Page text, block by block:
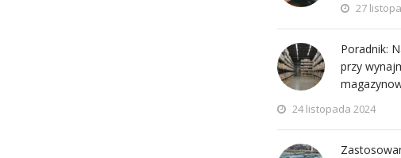
27
Poradnik:
przy
24 listopada 2024